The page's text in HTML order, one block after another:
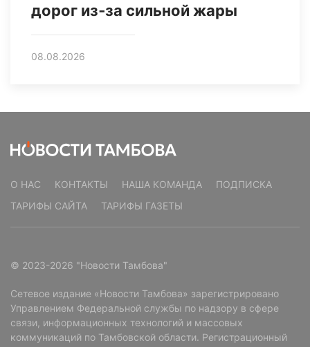
дорог из‑за сильной жары
08.08.2026
О НАС КОНТАКТЫ НАША КОМАНДА
ПОДПИСКА
ТАРИФЫ САЙТА
ТАРИФЫ ГАЗЕТЫ
© 2023-2026 "Новости Тамбова"
Сетевое издание «Новости Тамбова» зарегистрировано
Управлением Федеральной службы по надзору в сфере
связи, информационных технологий и массовых
коммуникаций по Тамбовской области. Регистрационный